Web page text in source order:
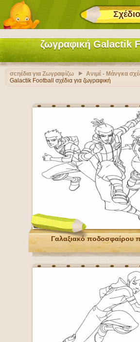
ζωγραφική Galactik
σcηέδια για Ζωγραφίζω
Ανιμέ - Μάνγκα
Galactik Football σχέδια για ζωγραφική
Γαλαξιακό ποδοσφαίρου